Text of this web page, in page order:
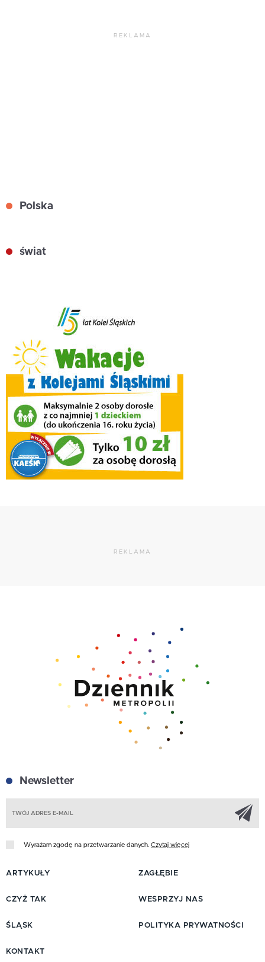
REKLAMA
Polska
świat
REKLAMA
Newsletter
Wyrażam zgodę na przetwarzanie danych. Czytaj więcej
ARTYKUŁY
CZYŻ TAK
ŚLĄSK
ZAGŁĘBIE
WESPRZYJ NAS
POLITYKA PRYWATNOŚCI
KONTAKT